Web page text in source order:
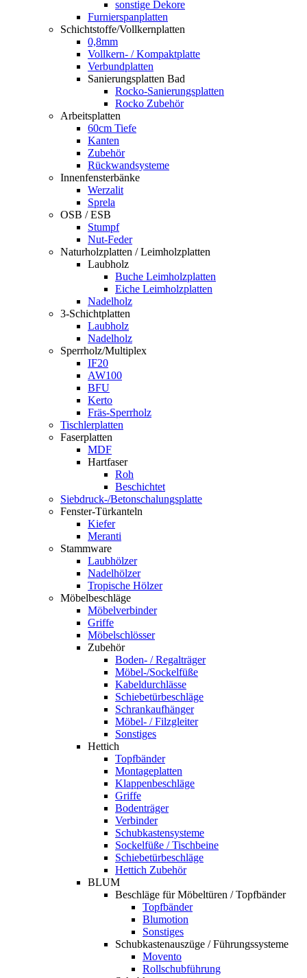
sonstige Dekore
Furnierspanplatten
Schichtstoffe/Vollkernplatten
0,8mm
Vollkern- / Kompaktplatte
Verbundplatten
Sanierungsplatten Bad
Rocko-Sanierungsplatten
Rocko Zubehör
Arbeitsplatten
60cm Tiefe
Kanten
Zubehör
Rückwandsysteme
Innenfensterbänke
Werzalit
Sprela
OSB / ESB
Stumpf
Nut-Feder
Naturholzplatten / Leimholzplatten
Laubholz
Buche Leimholzplatten
Eiche Leimholzplatten
Nadelholz
3-Schichtplatten
Laubholz
Nadelholz
Sperrholz/Multiplex
IF20
AW100
BFU
Kerto
Fräs-Sperrholz
Tischlerplatten
Faserplatten
MDF
Hartfaser
Roh
Beschichtet
Siebdruck-/Betonschalungsplatte
Fenster-Türkanteln
Kiefer
Meranti
Stammware
Laubhölzer
Nadelhölzer
Tropische Hölzer
Möbelbeschläge
Möbelverbinder
Griffe
Möbelschlösser
Zubehör
Boden- / Regalträger
Möbel-/Sockelfüße
Kabeldurchlässe
Schiebetürbeschläge
Schrankaufhänger
Möbel- / Filzgleiter
Sonstiges
Hettich
Topfbänder
Montageplatten
Klappenbeschläge
Griffe
Bodenträger
Verbinder
Schubkastensysteme
Sockelfüße / Tischbeine
Schiebetürbeschläge
Hettich Zubehör
BLUM
Beschläge für Möbeltüren / Topfbänder
Topfbänder
Blumotion
Sonstiges
Schubkastenauszüge / Führungssysteme
Movento
Rollschubführung